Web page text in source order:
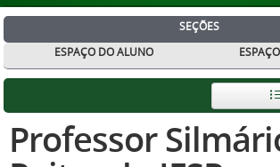
SEÇÕES
ESPAÇO DO ALUNO
Professor